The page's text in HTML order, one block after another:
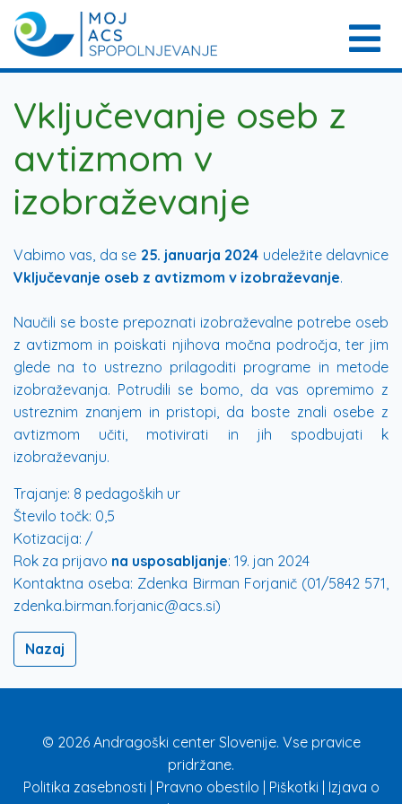
Vključevanje oseb z
avtizmom v
izobraževanje
Vabimo vas, da se 25. januarja 2024 udeležite delavnice
Vključevanje oseb z avtizmom v izobraževanje.
Naučili se boste prepoznati izobraževalne potrebe oseb
z avtizmom in poiskati njihova močna področja, ter jim
glede na to ustrezno prilagoditi programe in metode
izobraževanja. Potrudili se bomo, da vas opremimo z
ustreznim znanjem in pristopi, da boste znali osebe z
avtizmom učiti, motivirati in jih spodbujati k
izobraževanju.
Trajanje: 8 pedagoških ur
Število točk: 0,5
Kotizacija: /
Rok za prijavo na usposabljanje: 19. jan 2024
Kontaktna oseba: Zdenka Birman Forjanič (01/5842 571,
zdenka.birman.forjanic@acs.si)
Nazaj
© 2026 Andragoški center Slovenije. Vse pravice
pridržane.
Politika zasebnosti
Pravno obestilo Piškotki
Izjava o